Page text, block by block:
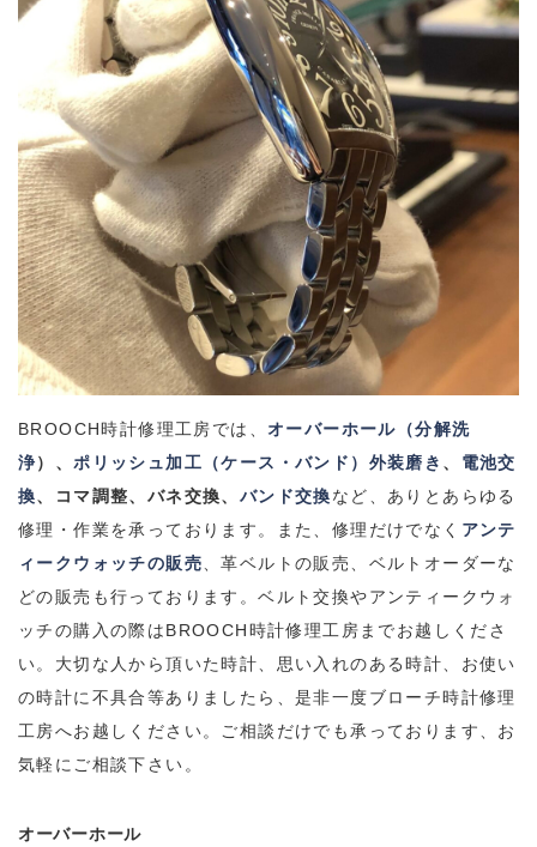
BROOCH時計修理工房では、オーバーホール（分解洗
浄）、 ポリッシュ加工（ケース・バンド）外装磨き 、 電池交
換、コマ調整、バネ交換、 バンド交換など、ありとあらゆる
修理・作業を承っております。
また、修理だけでなく アンテ
ィークウォッチの販売 、革ベルトの販売、ベルトオーダーな
どの販売も行っております。ベルト交換やアンティークウォ
ッチの購入の際はBROOCH時計修理工房までお越しくださ
い。 大切な人から頂いた時計、思い入れのある時計、お使い
の時計に不具合等ありましたら、是非一度ブローチ時計修理
工房へお越しください。 ご相談だけでも承っております、お
気軽にご相談下さい。
オーバーホール